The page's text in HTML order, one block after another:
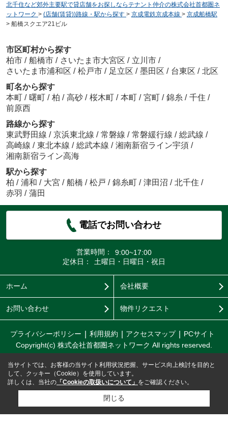
北千住など郊外主要駅で貸店舗をお探しならテナント仲介の株式会社首都圏ネ
ットワーク > (店舗(賃貸))路線・駅から探す > 京成電鉄京成本線 > 京成船橋駅
> 船橋スクエア21ビル
市区町村から探す
柏市 / 船橋市 / さいたま市大宮区 / 立川市 /
さいたま市浦和区 / 松戸市 / 足立区 / 墨田区 / 台東区 / 北区
町名から探す
本町 / 曙町 / 柏 / 高砂 / 桜木町 / 本町 / 宮町 / 錦糸 / 千住 /
前原西
路線から探す
東武野田線 / 京浜東北線 / 常磐線 / 常磐緩行線 / 総武線 /
高崎線 / 東北本線 / 総武本線 / 湘南新宿ライン宇須 /
湘南新宿ライン高海
駅から探す
柏 / 浦和 / 大宮 / 船橋 / 松戸 / 錦糸町 / 津田沼 / 北千住 /
赤羽 / 蒲田
電話でお問い合わせ
営業時間：
9:00~17:00
定休日：
土曜日・日曜日・祝日
ホーム 会社概要
お問い合わせ 物件リクエスト
プライバシーポリシー 利用規約 アクセスマップ
PCサイト
Copyright(c) 株式会社首都圏ネットワーク All rights reserved.
当サイトでは、お客様の当サイト利用状況把握、サービス向上検討を目的と
して、クッキー（Cookie）を使用しています。
詳しくは、当社の 「Cookieの取扱いについて」 をご確認ください。
閉じる